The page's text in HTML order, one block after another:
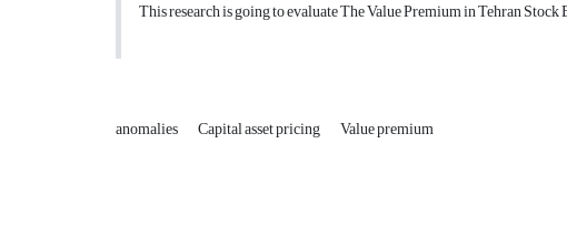
This research is going to evaluate The Value Premium in Tehran
anomalies Capital asset pricing Value premium